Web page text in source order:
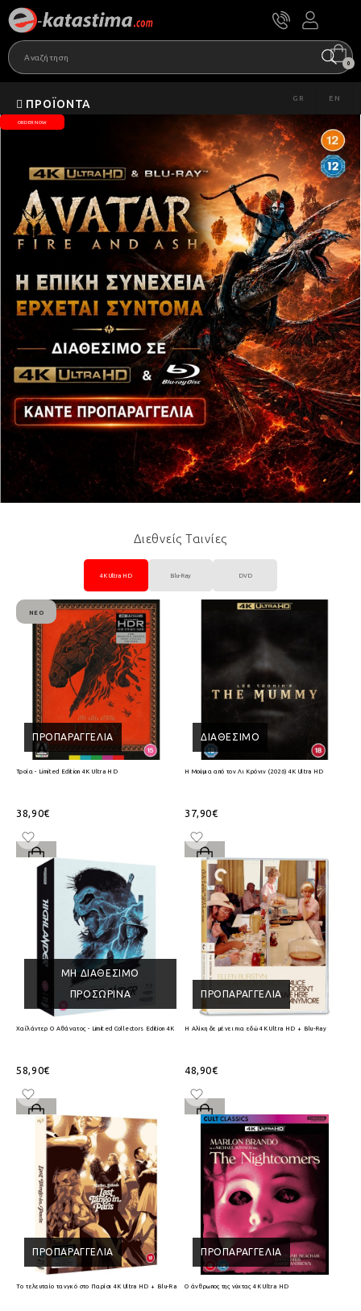
0
ΠΡΟΪΌΝΤΑ GR EN
ORDER NOW
Διεθνείς Ταινίες
4K Ultra HD Blu-Ray DVD
ΠΡΟΠΑΡΑΓΓΕΛΊΑ
ΝΈΟ
Τροία - Limited Edition 4K Ultra HD
38,90€
ΔΙΑΘΈΣΙΜΟ
Η Μούμια από τον Λι Κρόνιν (2026) 4K Ultra HD
37,90€
ΜΗ ΔΙΑΘΈΣΙΜΟ
ΠΡΟΣΩΡΙΝΆ
Χαϊλάντερ Ο Αθάνατος - Limited Collectors Edition 4K Ultra HD + Blu-Ray
58,90€
ΠΡΟΠΑΡΑΓΓΕΛΊΑ
Η Αλίκη δε μένει πια εδώ 4K Ultra HD + Blu-Ray
48,90€
ΠΡΟΠΑΡΑΓΓΕΛΊΑ
Το τελευταίο τανγκό στο Παρίσι 4K Ultra HD + Blu-Ray
ΠΡΟΠΑΡΑΓΓΕΛΊΑ
Ο άνθρωπος της νύχτας 4K Ultra HD